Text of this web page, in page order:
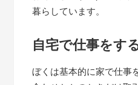
暮らしています。
自宅で仕事をす
ぼくは基本的に家で仕事